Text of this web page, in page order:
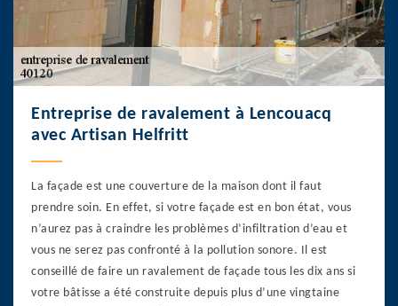
Entreprise de ravalement à Lencouacq
avec Artisan Helfritt
La façade est une couverture de la maison dont il faut
prendre soin. En effet, si votre façade est en bon état, vous
n’aurez pas à craindre les problèmes d’infiltration d’eau et
vous ne serez pas confronté à la pollution sonore. Il est
conseillé de faire un ravalement de façade tous les dix ans si
votre bâtisse a été construite depuis plus d’une vingtaine